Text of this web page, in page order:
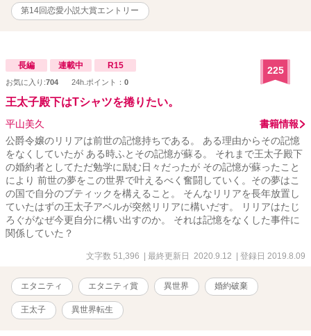
第14回恋愛小説大賞エントリー
長編 連載中 R15
お気に入り:704 24h.ポイント： 0
225
王太子殿下はTシャツを捲りたい。
平山美久
書籍情報
公爵令嬢のリリアは前世の記憶持ちである。 ある理由からその記憶
をなくしていたが ある時ふとその記憶が蘇る。 それまで王太子殿下
の婚約者としてただ勉学に励む日々だったが その記憶が蘇ったこと
により 前世の夢をこの世界で叶えるべく奮闘していく。その夢はこ
の国で自分のブティックを構えること。 そんなリリアを長年放置し
ていたはずの王太子アベルが突然リリアに構いだす。 リリアはたじ
ろぐがなぜ今更自分に構い出すのか。 それは記憶をなくした事件に
関係していた？
文字数 51,396 | 最終更新日 2020.9.12 | 登録日 2019.8.09
エタニティ エタニティ賞 異世界 婚約破棄
王太子 異世界転生